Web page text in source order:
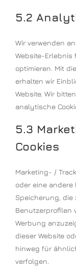
5.2
Wir verwenden
Website-Erlebnis
optimieren. Mit
erhalten wir
Website. Wir
analytische
5.3
Cookies
Marketing- /
oder eine andere
Speicherung, die
Benutzerprofilen
Werbung
dieser Website
hinweg für
verfolgen.